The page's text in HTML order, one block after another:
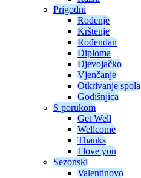
Prigodni
Rođenje
Krštenje
Rođendan
Diploma
Djevojačko
Vjenčanje
Otkrivanje spola
Godišnjica
S porukom
Get Well
Wellcome
Thanks
I love you
Sezonski
Valentinovo